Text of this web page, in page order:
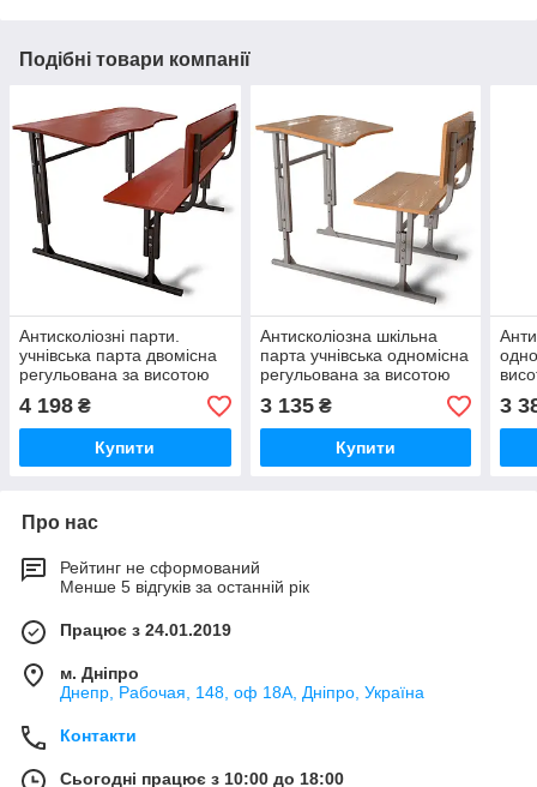
Подібні товари компанії
Антисколіозні парти.
учнівська парта двомісна
регульована за висотою
4 198 ₴
Купити
Антисколіозна шкільна
парта учнівська одномісна
регульована за висотою
3 135₴
Купити
3
Про нас
Рейтинг не сформований
Менше 5 відгуків за останній рік
Працює з 24.01.2019
м. Дніпро
Днепр, Рабочая, 148, оф 18А, Дніпро, Україна
Контакти
Сьогодні працює з 10:00 до 18:00